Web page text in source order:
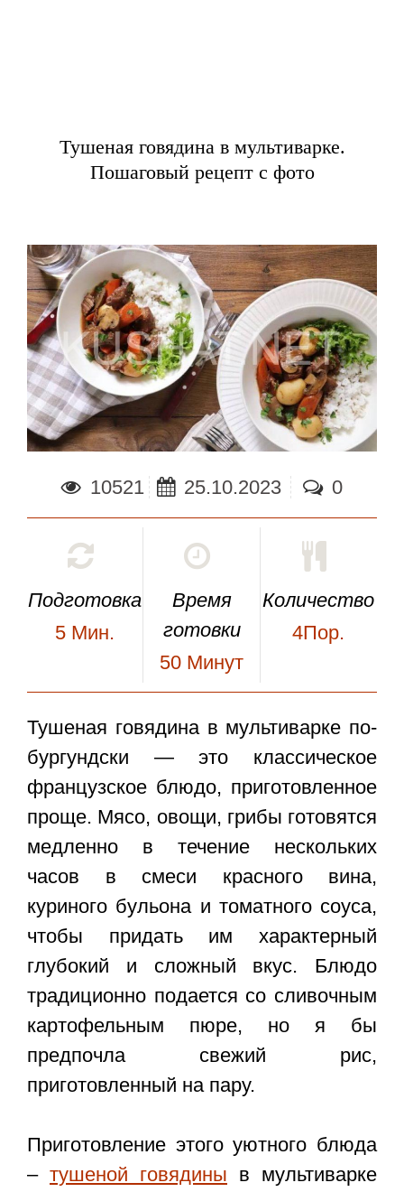
Тушеная говядина в мультиварке.
Пошаговый рецепт с фото
10521 25.10.2023 0
Подготовка
5 Мин.
Время
готовки
50 Минут
Количество
4Пор.
Тушеная говядина в мультиварке по-
бургундски — это классическое
французское блюдо, приготовленное
проще. Мясо, овощи, грибы готовятся
медленно в течение нескольких
часов в смеси красного вина,
куриного бульона и томатного соуса,
чтобы придать им характерный
глубокий и сложный вкус. Блюдо
традиционно подается со сливочным
картофельным пюре, но я бы
предпочла свежий рис,
приготовленный на пару.
Приготовление этого уютного блюда
– тушеной говядины в мультиварке